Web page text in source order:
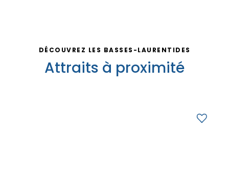
DÉCOUVREZ LES BASSES-LAURENTIDES
Attraits à proximité